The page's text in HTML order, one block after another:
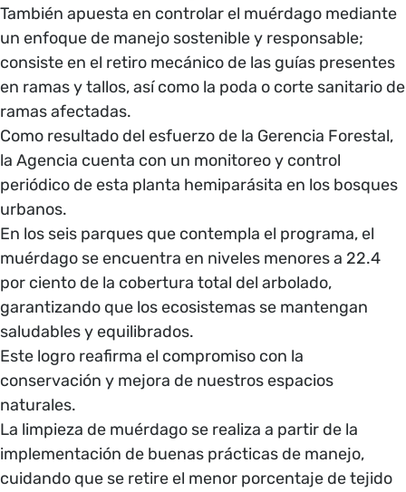
También apuesta en controlar el muérdago mediante
un enfoque de manejo sostenible y responsable;
consiste en el retiro mecánico de las guías presentes
en ramas y tallos, así como la poda o corte sanitario de
ramas afectadas.
Como resultado del esfuerzo de la Gerencia Forestal,
la Agencia cuenta con un monitoreo y control
periódico de esta planta hemiparásita en los bosques
urbanos.
En los seis parques que contempla el programa, el
muérdago se encuentra en niveles menores a 22.4
por ciento de la cobertura total del arbolado,
garantizando que los ecosistemas se mantengan
saludables y equilibrados.
Este logro reafirma el compromiso con la
conservación y mejora de nuestros espacios
naturales.
La limpieza de muérdago se realiza a partir de la
implementación de buenas prácticas de manejo,
cuidando que se retire el menor porcentaje de tejido